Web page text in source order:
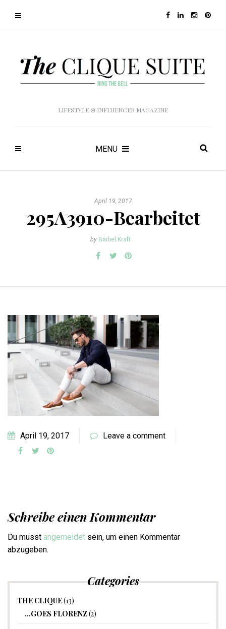
LIFESTYLE & INFLUENCER MAGAZINE
MENU
April 19, 2017
295A3910-Bearbeitet
by Bärbel Kraft
April 19, 2017 Leave a comment
Schreibe einen Kommentar
Du musst angemeldet sein, um einen Kommentar
abzugeben.
Categories
THE CLIQUE(13)
…GOES FLORENZ(2)